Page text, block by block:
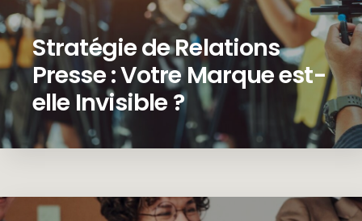
Stratégie de Relations
Presse : Votre Marque est-
elle Invisible ?